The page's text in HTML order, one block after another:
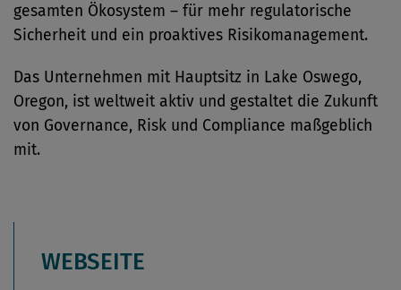
gesamten Ökosystem – für mehr regulatorische
Sicherheit und ein proaktives Risikomanagement.
Das Unternehmen mit Hauptsitz in Lake Oswego,
Oregon, ist weltweit aktiv und gestaltet die Zukunft
von Governance, Risk und Compliance maßgeblich
mit.
WEBSEITE